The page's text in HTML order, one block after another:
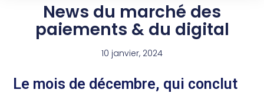
News du marché des
paiements & du digital
10 janvier, 2024
Le mois de décembre, qui conclut